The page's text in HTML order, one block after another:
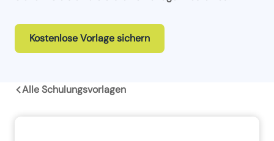
Kostenlose Vorlage sichern
Alle Schulungsvorlagen